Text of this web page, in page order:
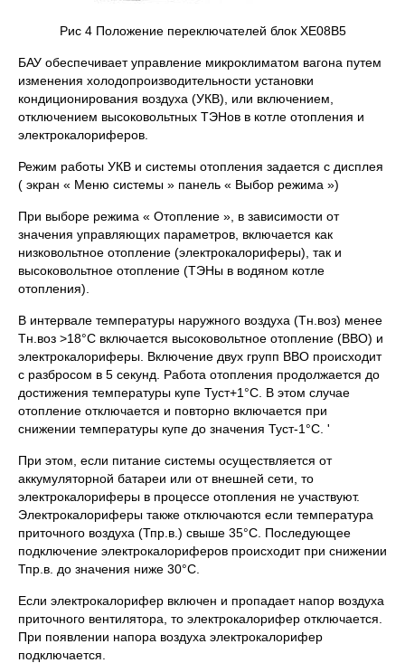
Рис 4 Положение переключателей блок ХЕ08В5
БАУ обеспечивает управление микроклиматом вагона путем
изменения холодопроизводительности установки
кондиционирования воздуха (УКВ), или включением,
отключением высоковольтных ТЭНов в котле отопления и
электрокалориферов.
Режим работы УКВ и системы отопления задается с дисплея
( экран « Меню системы » панель « Выбор режима »)
При выборе режима « Отопление », в зависимости от
значения управляющих параметров, включается как
низковольтное отопление (электрокалориферы), так и
высоковольтное отопление (ТЭНы в водяном котле
отопления).
В интервале температуры наружного воздуха (Тн.воз) менее
Тн.воз >18°С включается высоковольтное отопление (ВВО) и
электрокалориферы. Включение двух групп ВВО происходит
с разбросом в 5 секунд. Работа отопления продолжается до
достижения температуры купе Туст+1°С. В этом случае
отопление отключается и повторно включается при
снижении температуры купе до значения Туст-1°С. '
При этом, если питание системы осуществляется от
аккумуляторной батареи или от внешней сети, то
электрокалориферы в процессе отопления не участвуют.
Электрокалориферы также отключаются если температура
приточного воздуха (Тпр.в.) свыше 35°С. Последующее
подключение электрокалориферов происходит при снижении
Тпр.в. до значения ниже 30°С.
Если электрокалорифер включен и пропадает напор воздуха
приточного вентилятора, то электрокалорифер отключается.
При появлении напора воздуха электрокалорифер
подключается.